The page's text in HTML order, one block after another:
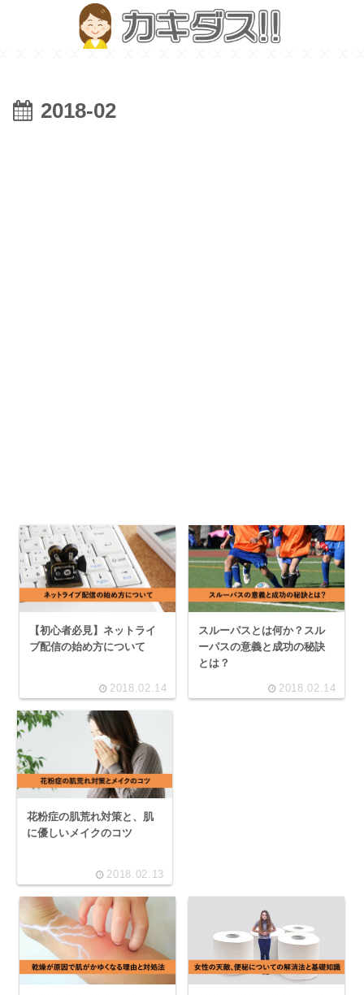
2018-02
【初心者必見】ネットライ
ブ配信の始め方について
2018.02.14
スルーパスとは何か？スル
ーパスの意義と成功の秘訣
とは？
2018.02.14
花粉症の肌荒れ対策と、肌
に優しいメイクのコツ
2018.02.13